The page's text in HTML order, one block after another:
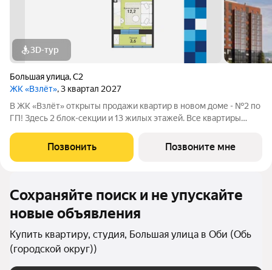
3D-тур
Большая улица,С2
ЖК «Взлёт», 3 квартал 2027
В ЖК «Взлёт» открыты продажи квартир в новом доме - №2 по
ГП! Здесь 2 блок-секции и 13 жилых этажей. Все квартиры
холлов, благоустроенным двором. В квартирографии,
традиционно, представлен широкий
Позвонить Позвоните мне
Сохраняйте поиск и не упускайте
новые объявления
Купить квартиру, студия, Большая улица в Оби (Обь
(городской округ))